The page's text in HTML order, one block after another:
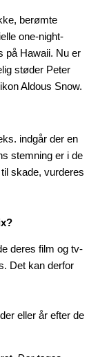
berømte
one-night-
på Hawaii. Nu er
støder Peter
Aldous Snow.
indgår der en
stemning er i de
skade, vurderes
deres film og tv-
Det kan derfor
eller år efter de